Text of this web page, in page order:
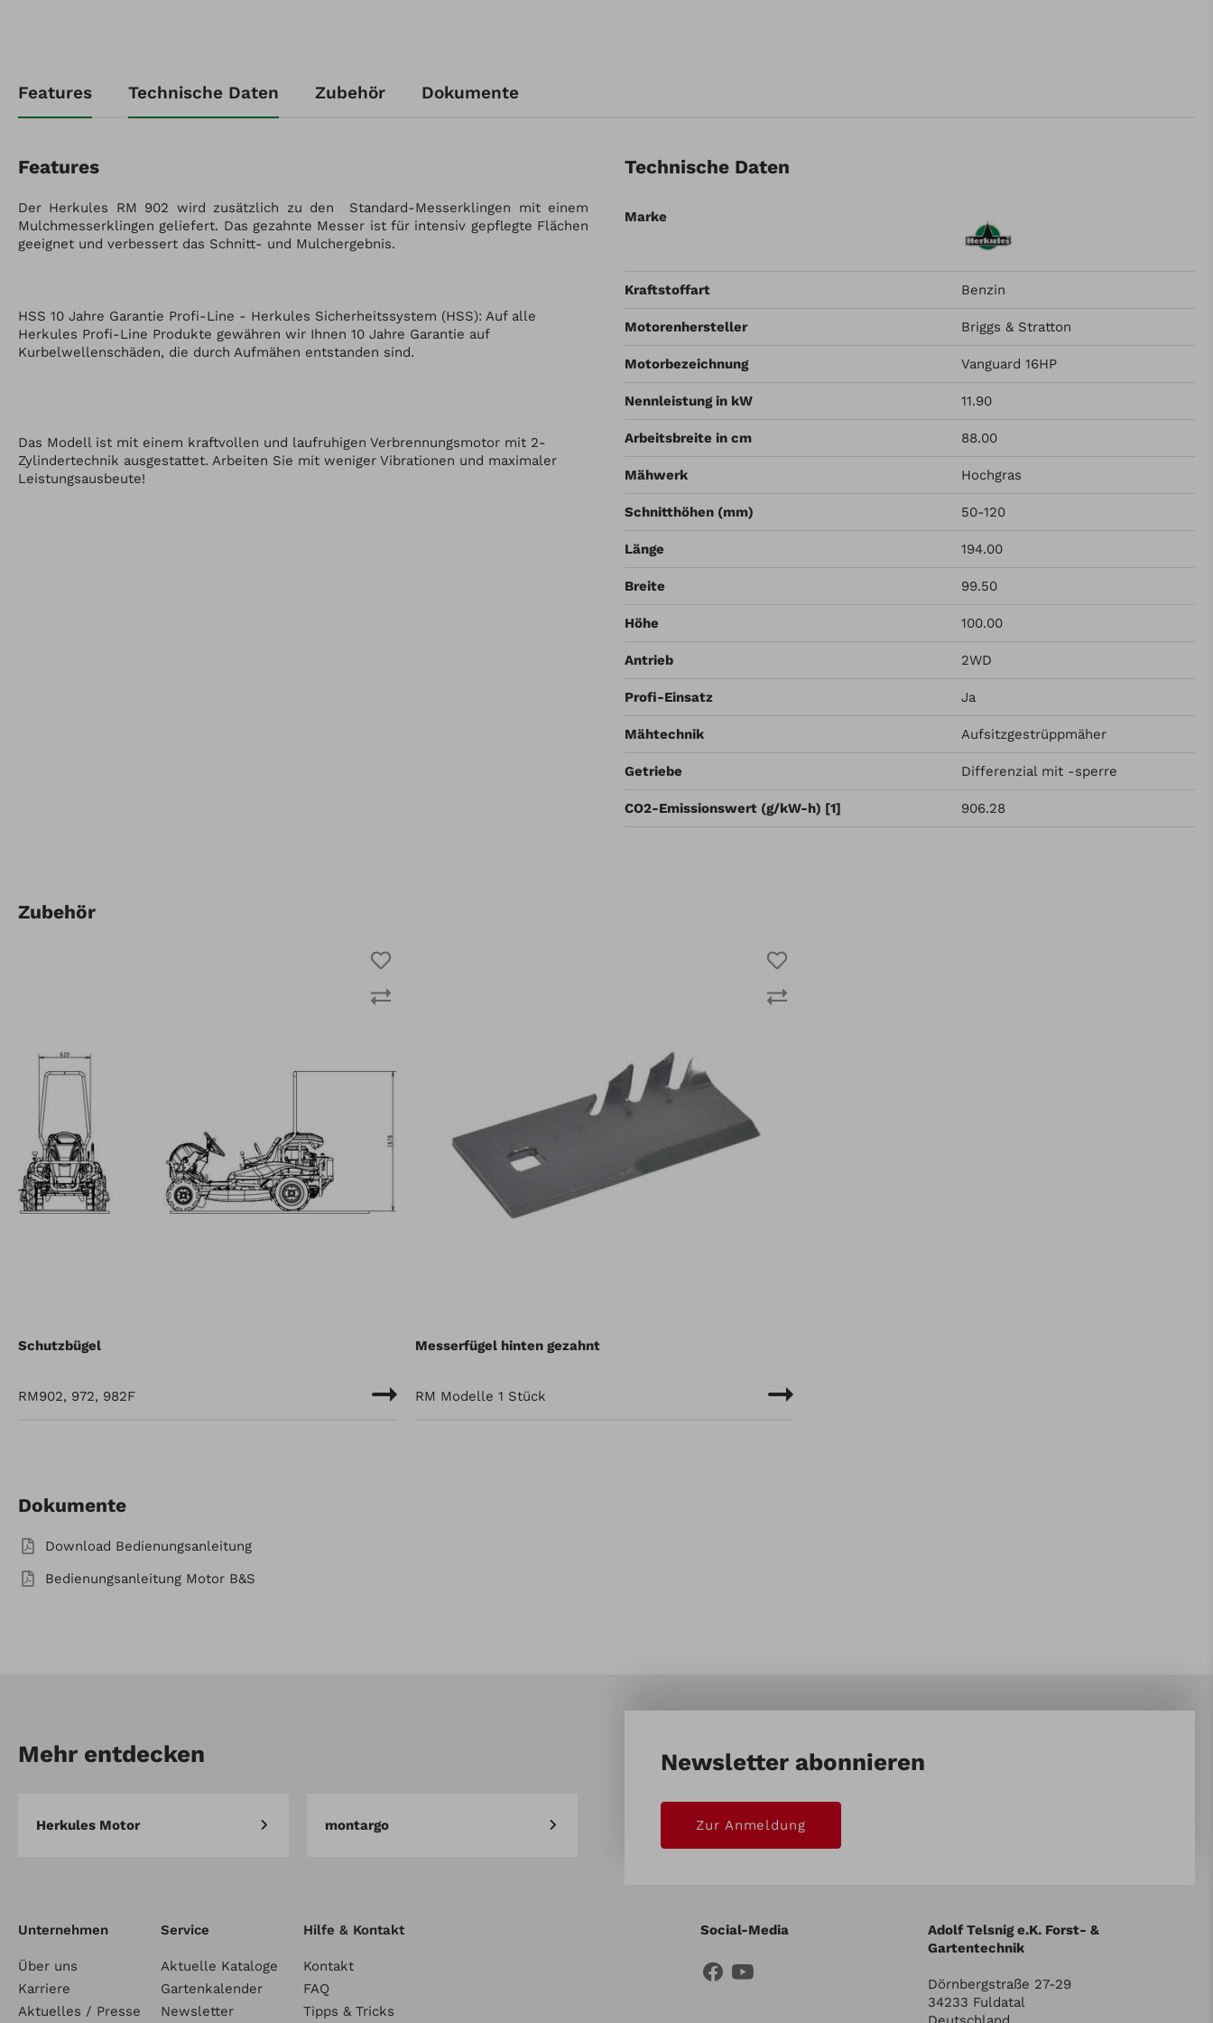
Herkules Aufsitzmäher
Features Technische Daten Zubehör Dokumente
Features
Der Herkules RM 902 wird zusätzlich zu den Standard-Messerklingen mit einem
Mulchmesserklingen geliefert. Das gezahnte Messer ist für intensiv gepflegte Flächen
geeignet und verbessert das Schnitt- und Mulchergebnis.
HSS 10 Jahre Garantie Profi-Line - Herkules Sicherheitssystem (HSS): Auf alle
Herkules Profi-Line Produkte gewähren wir Ihnen 10 Jahre Garantie auf
Kurbelwellenschäden, die durch Aufmähen entstanden sind.
Das Modell ist mit einem kraftvollen und laufruhigen Verbrennungsmotor mit 2-
Zylindertechnik ausgestattet. Arbeiten Sie mit weniger Vibrationen und maximaler
Leistungsausbeute!
Technische Daten
Marke
Kraftstoffart Benzin
Motorenhersteller Briggs & Stratton
Motorbezeichnung Vanguard 16HP
Nennleistung in kW 11.90
Arbeitsbreite in cm 88.00
Mähwerk Hochgras
Schnitthöhen (mm) 50-120
Länge 194.00
Breite 99.50
Höhe 100.00
Antrieb 2WD
Profi-Einsatz Ja
Mähtechnik Aufsitzgestrüppmäher
Getriebe Differenzial mit -sperre
CO2-Emissionswert (g/kW-h) [1] 906.28
Zubehör
Schutzbügel
RM902, 972, 982F
Messerfügel hinten gezahnt
RM Modelle 1 Stück
Dokumente
Download Bedienungsanleitung
Bedienungsanleitung Motor B&S
Mehr entdecken
Herkules Motor montargo
Newsletter abonnieren
Zur Anmeldung
Unternehmen
Über uns
Karriere
Aktuelles / Presse
Service
Aktuelle Kataloge
Gartenkalender
Newsletter
Hilfe & Kontakt
Kontakt
FAQ
Tipps & Tricks
Social-Media
Adolf Telsnig e.K. Forst- &
Gartentechnik
Dörnbergstraße 27-29
34233 Fuldatal